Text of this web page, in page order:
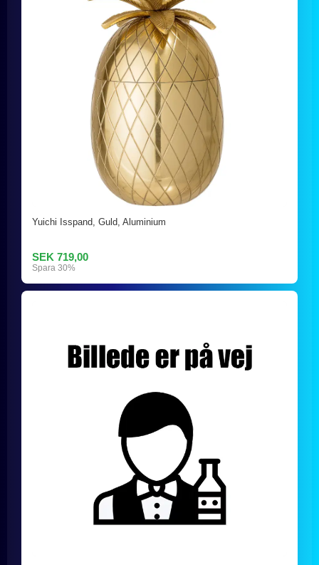
Yuichi Isspand, Guld, Aluminium
SEK 719,00
Spara 30%